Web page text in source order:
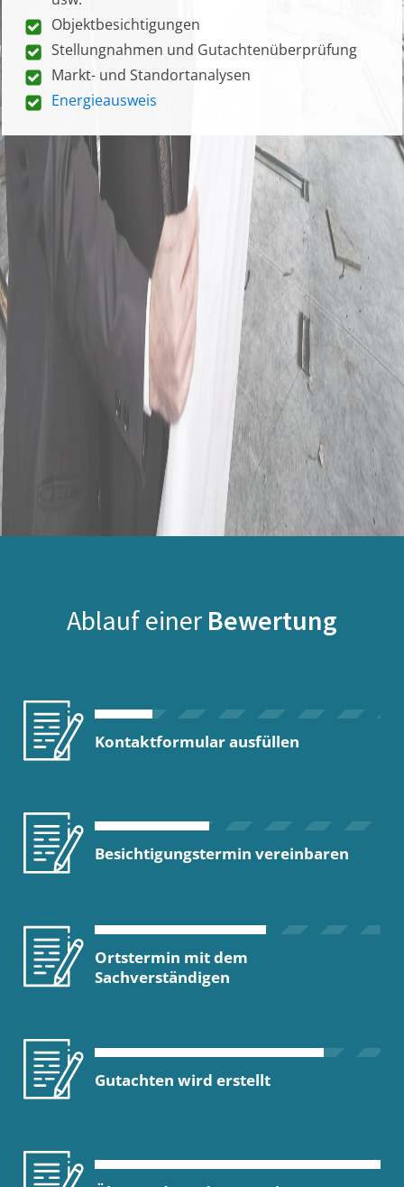
Objektbesichtigungen
Stellungnahmen und Gutachtenüberprüfung
Markt- und Standortanalysen
Energieausweis
Ablauf einer Bewertung
Kontaktformular ausfüllen
Besichtigungstermin vereinbaren
Ortstermin mit dem
Sachverständigen
Gutachten wird erstellt